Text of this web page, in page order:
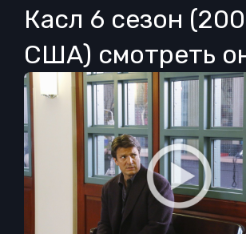
Касл 6 сезон
США) смотреть